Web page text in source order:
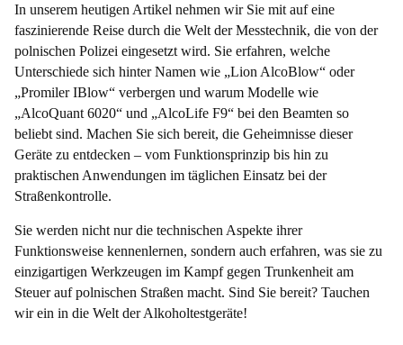
In unserem heutigen Artikel nehmen wir Sie mit auf eine
faszinierende Reise durch die Welt der Messtechnik, die von der
polnischen Polizei eingesetzt wird. Sie erfahren, welche
Unterschiede sich hinter Namen wie „Lion AlcoBlow“ oder
„Promiler IBlow“ verbergen und warum Modelle wie
„AlcoQuant 6020“ und „AlcoLife F9“ bei den Beamten so
beliebt sind. Machen Sie sich bereit, die Geheimnisse dieser
Geräte zu entdecken – vom Funktionsprinzip bis hin zu
praktischen Anwendungen im täglichen Einsatz bei der
Straßenkontrolle.
Sie werden nicht nur die technischen Aspekte ihrer
Funktionsweise kennenlernen, sondern auch erfahren, was sie zu
einzigartigen Werkzeugen im Kampf gegen Trunkenheit am
Steuer auf polnischen Straßen macht. Sind Sie bereit? Tauchen
wir ein in die Welt der Alkoholtestgeräte!